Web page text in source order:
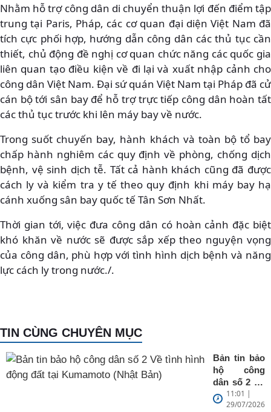
Nhằm hỗ trợ công dân di chuyển thuận lợi đến điểm tập
trung tại Paris, Pháp, các cơ quan đại diện Việt Nam đã
tích cực phối hợp, hướng dẫn công dân các thủ tục cần
thiết, chủ động đề nghị cơ quan chức năng các quốc gia
liên quan tạo điều kiện về đi lại và xuất nhập cảnh cho
công dân Việt Nam. Đại sứ quán Việt Nam tại Pháp đã cử
cán bộ tới sân bay để hỗ trợ trực tiếp công dân hoàn tất
các thủ tục trước khi lên máy bay về nước.
Trong suốt chuyến bay, hành khách và toàn bộ tổ bay
chấp hành nghiêm các quy định về phòng, chống dịch
bệnh, vệ sinh dịch tễ. Tất cả hành khách cũng đã được
cách ly và kiểm tra y tế theo quy định khi máy bay hạ
cánh xuống sân bay quốc tế Tân Sơn Nhất.
Thời gian tới, việc đưa công dân có hoàn cảnh đặc biệt
khó khăn về nước sẽ được sắp xếp theo nguyện vọng
của công dân, phù hợp với tình hình dịch bệnh và năng
lực cách ly trong nước./.
TIN CÙNG CHUYÊN MỤC
Bản tin bảo
hộ công
dân số 2 Về
tình hình
động đất tại
11:01 |
29/07/2026